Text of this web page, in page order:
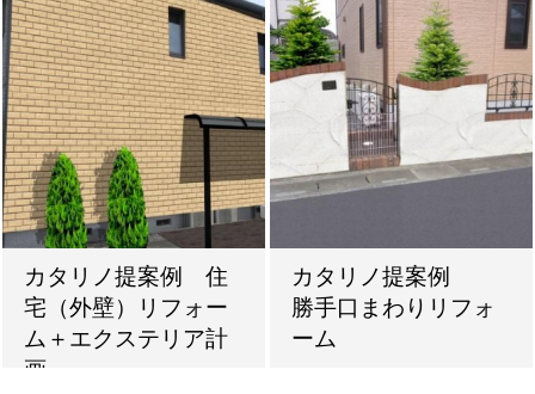
カタリノ提案例 住
宅（外壁）リフォー
ム＋エクステリア計
画
カタリノ提案例
勝手口まわりリフォ
ーム